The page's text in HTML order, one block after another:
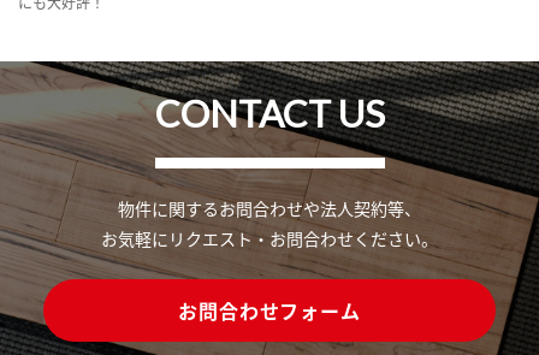
CONTACT US
物件に関するお問合わせや法人契約等、
お気軽にリクエスト・お問合わせください。
お問合わせフォーム